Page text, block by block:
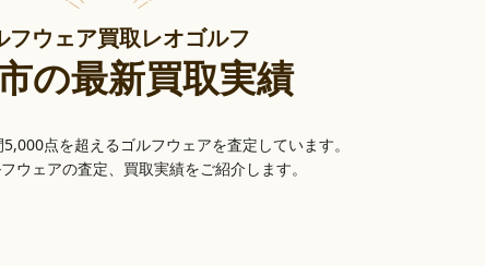
フウェア買取レオゴルフ
の最新買取実績
点を超えるゴルフウェアを査定しています。
ウェアの査定、買取実績をご紹介します。